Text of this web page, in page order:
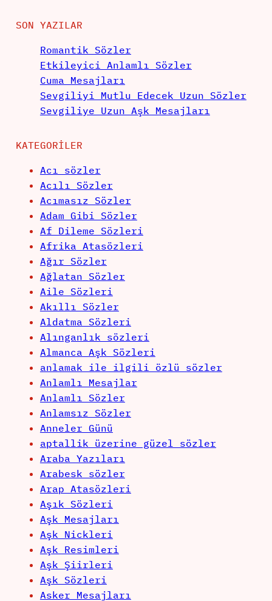
SON YAZILAR
Romantik Sözler
Etkileyici Anlamlı Sözler
Cuma Mesajları
Sevgiliyi Mutlu Edecek Uzun Sözler
Sevgiliye Uzun Aşk Mesajları
KATEGORILER
Acı sözler
Acılı Sözler
Acımasız Sözler
Adam Gibi Sözler
Af Dileme Sözleri
Afrika Atasözleri
Ağır Sözler
Ağlatan Sözler
Aile Sözleri
Akıllı Sözler
Aldatma Sözleri
Alınganlık sözleri
Almanca Aşk Sözleri
anlamak ile ilgili özlü sözler
Anlamlı Mesajlar
Anlamlı Sözler
Anlamsız Sözler
Anneler Günü
aptallik üzerine güzel sözler
Araba Yazıları
Arabesk sözler
Arap Atasözleri
Aşık Sözleri
Aşk Mesajları
Aşk Nickleri
Aşk Resimleri
Aşk Şiirleri
Aşk Sözleri
Asker Mesajları